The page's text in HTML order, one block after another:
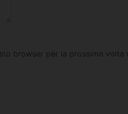
browser per la prossima volta